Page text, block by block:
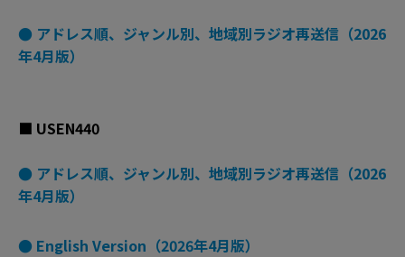
● アドレス順、ジャンル別、地域別ラジオ再送信（2026
年4月版）
■ USEN440
● アドレス順、ジャンル別、地域別ラジオ再送信（2026
年4月版）
● English Version（2026年4月版）